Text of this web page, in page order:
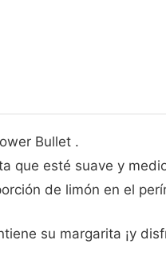
Bullet .
que esté suave y
de limón en el
su margarita ¡y